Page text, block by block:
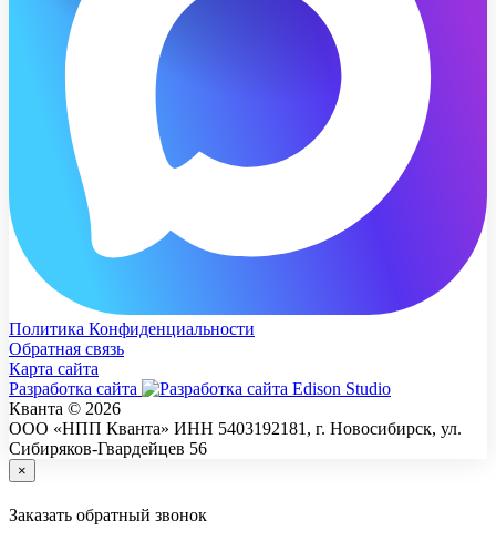
Политика Конфиденциальности
Обратная связь
Карта сайта
Разработка сайта
Кванта © 2026
ООО «НПП Кванта» ИНН 5403192181, г. Новосибирск, ул.
Сибиряков-Гвардейцев 56
×
Заказать обратный звонок